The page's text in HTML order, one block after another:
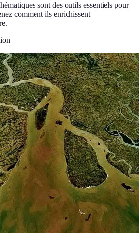
sont des outils essentiels pour
comment ils enrichissent